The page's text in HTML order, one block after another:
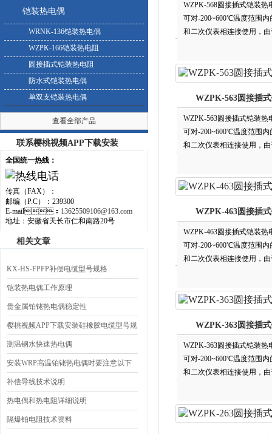
铠装热电偶
WRNK-136铠装热电偶
WZPK-166铠装热电阻
圆接插式铠装热电阻
防水式铠装热电偶
单双支铠装热电偶
查看全部产品
联系樱桃视频APP下载安装
全国统一热线：
传真（FAX）：
邮编（P.C）：239300
E-mail： 13625509106@163.com
地址：安徽省天长市仁和南路20号
相关文章
KX-HS-FPFP补偿电缆型号规格
铠装热电偶工作原理
贵金属铂铑热电偶稳定性
樱桃视频APP下载安装硅橡胶电缆型号规
格名称说明
测温钢水快速热电偶
安装WRP高温铂铑热电偶时要注意以下
事项
补偿导线技术说明
热电偶和热电阻详细说明
隔爆铂电阻技术资料
WZPK-568圆接插式铠装热
可对-200~600℃温度范围内的
和二次仪表相连接使用，由
WZPK-563圆接插
WZPK-563圆接插式铠装热电
可对-200~600℃温度范围内
和二次仪表相连接使用，由于
WZPK-463圆接插
WZPK-463圆接插式铠装热
可对-200~600℃温度范围内的
和二次仪表相连接使用，由于
WZPK-363圆接插
WZPK-363圆接插式铠装热电
可对-200~600℃温度范围内的
和二次仪表相连接使用，由